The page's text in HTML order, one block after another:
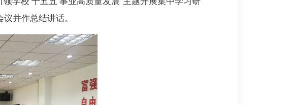
并作总结讲话。